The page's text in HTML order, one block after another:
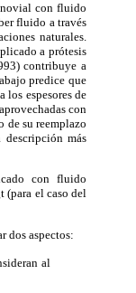
con fluido
fluido a través
naturales.
a prótesis
contribuye a
predice que
espesores de
con
de su reemplazo
más
con fluido
(para el caso del
dos aspectos:
al